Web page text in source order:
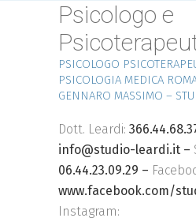
Psicologo e
PSICOLOGO
PSICOLOGIA MEDICA
GENNARO MASSIMO –
Dott. Leardi:
info@studio-leardi.it –
06.44.23.09.29 –
www.facebook.com/
Instagram: